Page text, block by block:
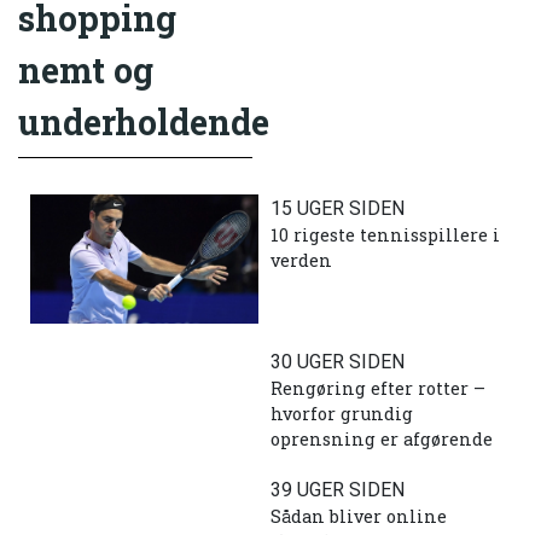
shopping
nemt og
underholdende
15 UGER SIDEN
10 rigeste tennisspillere i
verden
30 UGER SIDEN
Rengøring efter rotter –
hvorfor grundig
oprensning er afgørende
39 UGER SIDEN
Sådan bliver online